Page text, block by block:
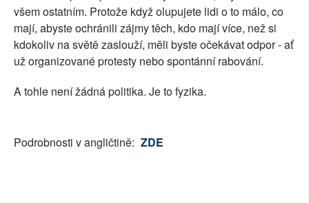
všem ostatním. Protože když olupujete lidi o to málo, co
mají, abyste ochránili zájmy těch, kdo mají více, než si
kdokoliv na světě zaslouží, měli byste očekávat odpor - ať
už organizované protesty nebo spontánní rabování.
A tohle není žádná politika. Je to fyzika.
Podrobnosti v angličtině: ZDE